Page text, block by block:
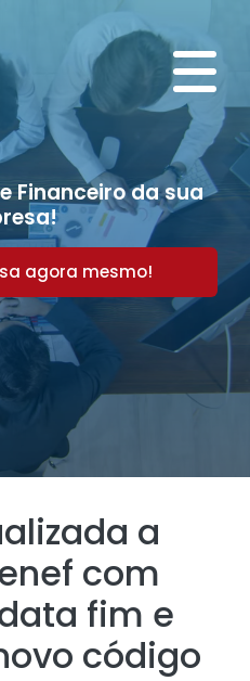
Financeiro da sua
agora mesmo!
a
com
fim e
código